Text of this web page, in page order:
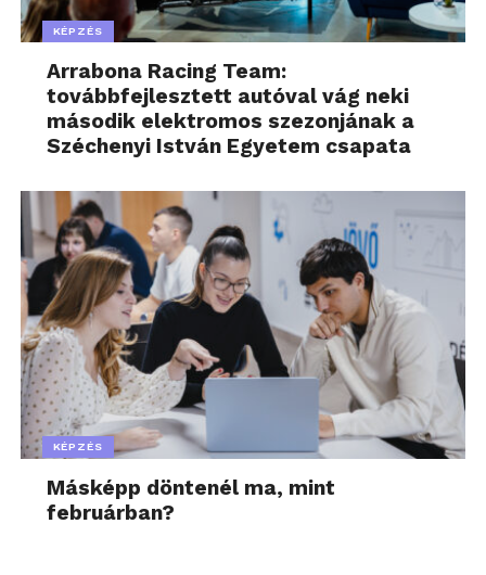
KÉPZÉS
Arrabona Racing Team:
továbbfejlesztett autóval vág neki
második elektromos szezonjának a
Széchenyi István Egyetem csapata
KÉPZÉS
Másképp döntenél ma, mint
februárban?